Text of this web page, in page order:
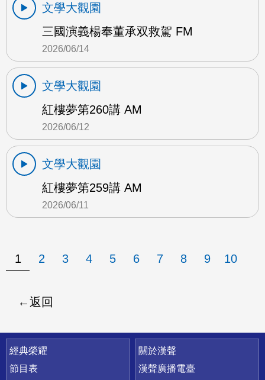
文學大觀園
三國演義楊奉董承双救駕 FM
2026/06/14
文學大觀園
紅樓夢第260講 AM
2026/06/12
文學大觀園
紅樓夢第259講 AM
2026/06/11
1 2 3 4 5 6 7 8 9 10
返回
快速連結
經典榮耀
節目表
關於漢聲
漢聲廣播電臺